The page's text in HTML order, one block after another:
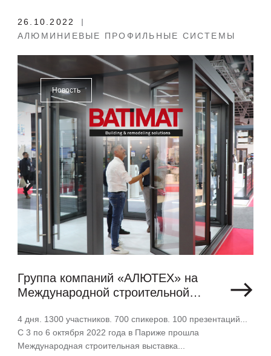
26.10.2022
АЛЮМИНИЕВЫЕ ПРОФИЛЬНЫЕ СИСТЕМЫ
Новость
Группа компаний «АЛЮТЕХ» на
Международной строительной
подводим итоги
4 дня. 1300 участников. 700 спикеров. 100 презентаций...
С 3 по 6 октября 2022 года в Париже прошла
Международная строительная выставка...